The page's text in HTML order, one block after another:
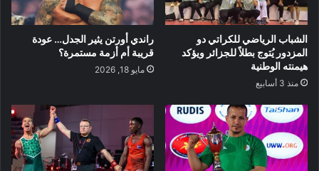
الشباب الرياضي للكراتي دو
المزدور يُتوج بطلاً للجزائر ويؤكد
هيمنته الوطنية
منذ 3 أسابيع
راندي أورتن يثير الجدل… عودة
قريبة أم أزمة مستمرة؟
مايو 18, 2026